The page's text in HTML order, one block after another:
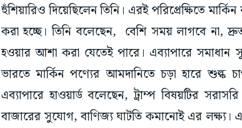
হুঁশিয়ারিও দিয়েছিলেন তিনি। এরই পরিপ্রেক্ষিতে
করা হচ্ছে। তিনি বলেছেন, বেশি সময় লাগবে না,
হওয়ার আশা করা যেতেই পারে। এব্যাপারে সমাধান
ভারতে মার্কিন পণ্যের আমদানিতে চড়া হারে শুল্ক
এব্যাপারে হাওয়ার্ড বলেছেন, ট্রাম্প বিষয়টির
বাজারের সুযোগ, বাণিজ্য ঘাটতি কমানোই এর লক্ষ্য।